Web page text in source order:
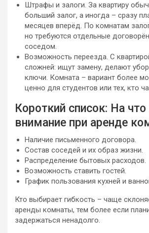
Штрафы и залоги. За квартиру
больший залог, а иногда – сразу
месяцев вперёд. По комнатам
но требуются отдельные
соседом.
Возможность переезда. С
сложней: ищут замену, делают
ключи. Комната – вариант более
ценно для студентов или тех, кто
Короткий список: На
внимание при аренде
Наличие письменного договора.
Состав соседей и их образ жизни.
Распределение бытовых расходов.
Возможность ставить гостей.
График пользования кухней и
Кто выбирает гибкость – чаще
аренды комнаты, тем более если
задержаться ненадолго.